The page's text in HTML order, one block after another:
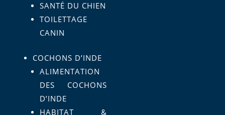
SANTÉ DU CHIEN
TOILETTAGE
CANIN
COCHONS D’INDE
ALIMENTATION
DES COCHONS
D’INDE
HABITAT &